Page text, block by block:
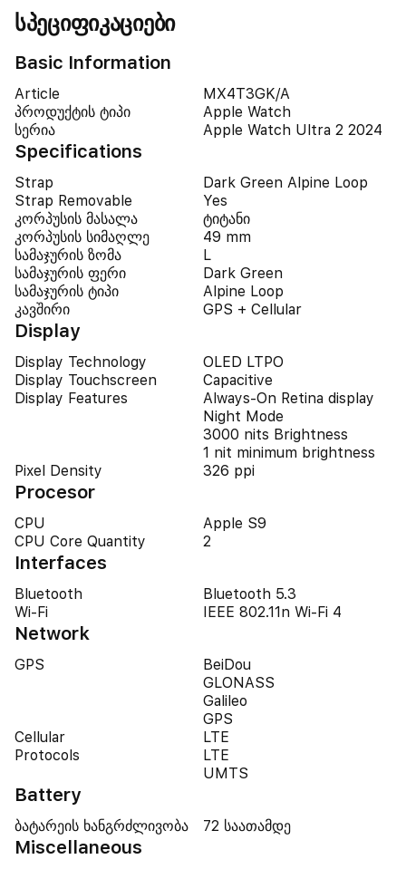
სპეციფიკაციები
Basic Information
Article
MX4T3GK/A
პროდუქტის ტიპი
Apple Watch
სერია
Apple Watch Ultra 2 2024
Specifications
Strap
Dark Green Alpine Loop
Strap Removable
Yes
კორპუსის მასალა
ტიტანი
კორპუსის სიმაღლე
49 mm
სამაჯურის ზომა
L
სამაჯურის ფერი
Dark Green
სამაჯურის ტიპი
Alpine Loop
კავშირი
GPS + Cellular
Display
Display Technology
OLED LTPO
Display Touchscreen
Capacitive
Display Features
Always-On Retina display
Night Mode
3000 nits Brightness
1 nit minimum brightness
Pixel Density
326 ppi
Procesor
CPU
Apple S9
CPU Core Quantity
2
Interfaces
Bluetooth
Bluetooth 5.3
Wi-Fi
IEEE 802.11n Wi-Fi 4
Network
GPS
BeiDou
GLONASS
Galileo
GPS
Cellular
LTE
Protocols
LTE
UMTS
Battery
ბატარეის ხანგრძლივობა 72 საათამდე
Miscellaneous